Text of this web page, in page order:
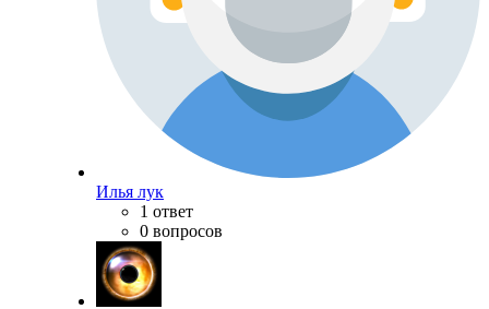
Илья лук
1 ответ
0 вопросов